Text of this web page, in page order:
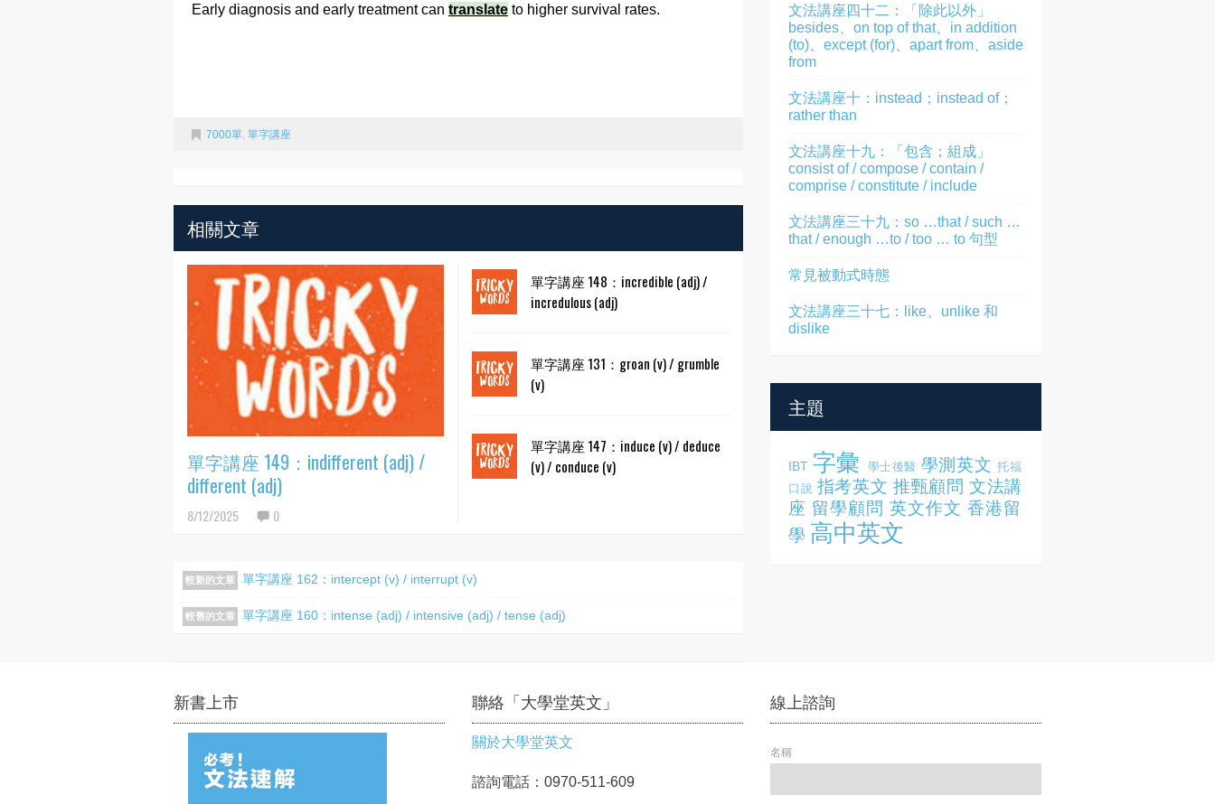
Early diagnosis and early treatment can translate to higher survival rates.
7000單 單字講座
相關文章
單字講座 149：indifferent (adj) /
different (adj)
8/12/2025 0
單字講座 148：incredible (adj) /
incredulous (adj)
單字講座 131：groan (v) / grumble
(v)
單字講座 147：induce (v) / deduce
(v) / conduce (v)
較新的文章 單字講座 162：intercept (v) / interrupt (v)
較舊的文章 單字講座 160：intense (adj) / intensive (adj) / tense (adj)
文法講座四十二：「除此以外」
besides、on top of that、in addition
(to)、except (for)、apart from、aside
from
文法講座十：instead；instead of；
rather than
文法講座十九：「包含；組成」
consist of / compose / contain /
comprise / constitute / include
文法講座三十九：so …that / such …
that / enough …to / too … to 句型
常見被動式時態
文法講座三十七：like、unlike 和
dislike
主題
IBT 字彙 學士後醫 學測英文 托福
口說 指考英文 推甄顧問 文法講
座 留學顧問 英文作文 香港留
學 高中英文
新書上市 聯絡「大學堂英文」
關於大學堂英文
諮詢電話：0970-511-609
線上諮詢
名稱